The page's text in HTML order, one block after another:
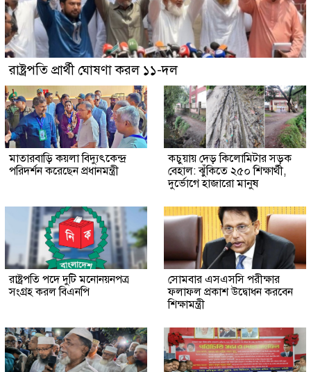
রাষ্ট্রপতি প্রার্থী ঘোষণা করল ১১-দল
মাতারবাড়ি কয়লা বিদ্যুৎকেন্দ্র
পরিদর্শন করেছেন প্রধানমন্ত্রী
কচুয়ায় দেড় কিলোমিটার সড়ক
বেহাল: ঝুঁকিতে ২৫০ শিক্ষার্থী,
দুর্ভোগে হাজারো মানুষ
রাষ্ট্রপতি পদে দুটি মনোনয়নপত্র
সংগ্রহ করল বিএনপি
সোমবার এসএসসি পরীক্ষার
ফলাফল প্রকাশ উদ্বোধন করবেন
শিক্ষামন্ত্রী